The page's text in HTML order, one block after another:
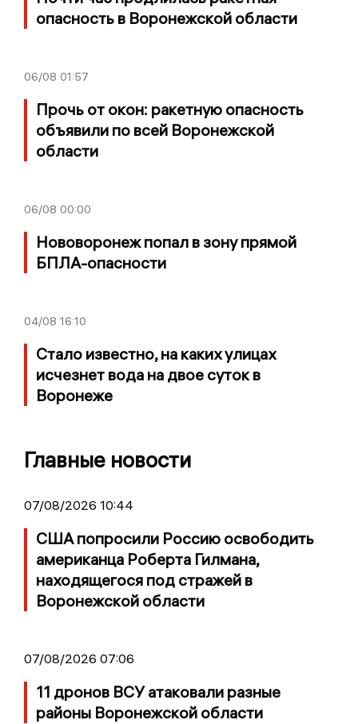
опасность в Воронежской области
06/08 01:57
Прочь от окон: ракетную опасность
объявили по всей Воронежской
области
06/08 00:00
Нововоронеж попал в зону прямой
БПЛА-опасности
04/08 16:10
Стало известно, на каких улицах
исчезнет вода на двое суток в
Воронеже
Главные новости
07/08/2026 10:44
США попросили Россию освободить
американца Роберта Гилмана,
находящегося под стражей в
Воронежской области
07/08/2026 07:06
11 дронов ВСУ атаковали разные
районы Воронежской области